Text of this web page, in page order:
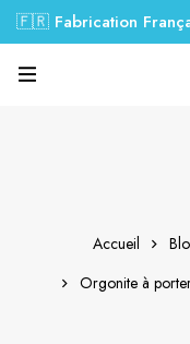
🇫🇷 Fabrication
Livraison GRATUITE
Accueil
Orgonite à